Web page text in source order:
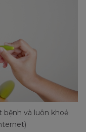
bệnh và luôn khoẻ